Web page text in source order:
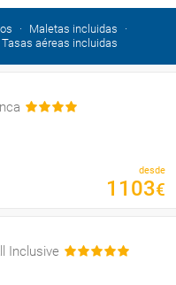
Maletas incluidas
Tasas aéreas incluidas
desde
1103€
Inclusive